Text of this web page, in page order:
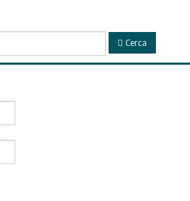
Cerca